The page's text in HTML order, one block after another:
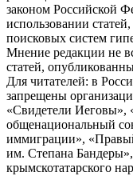
законом Российской
использовании
поисковых систем
Мнение редакции не
статей,
Для читателей: в
запрещены
«Свидетели Иеговы»,
общенациональный
иммиграции»,
им. Степана
крымскотатарского